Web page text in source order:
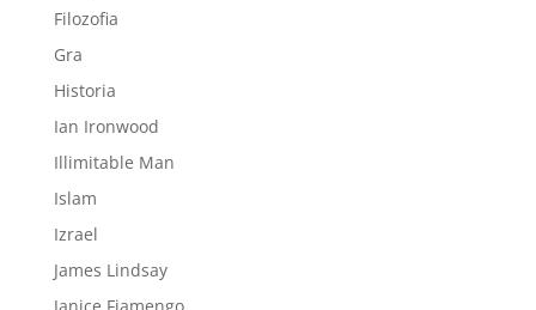
Filozofia
Gra
Historia
Ian Ironwood
Illimitable Man
Islam
Izrael
James Lindsay